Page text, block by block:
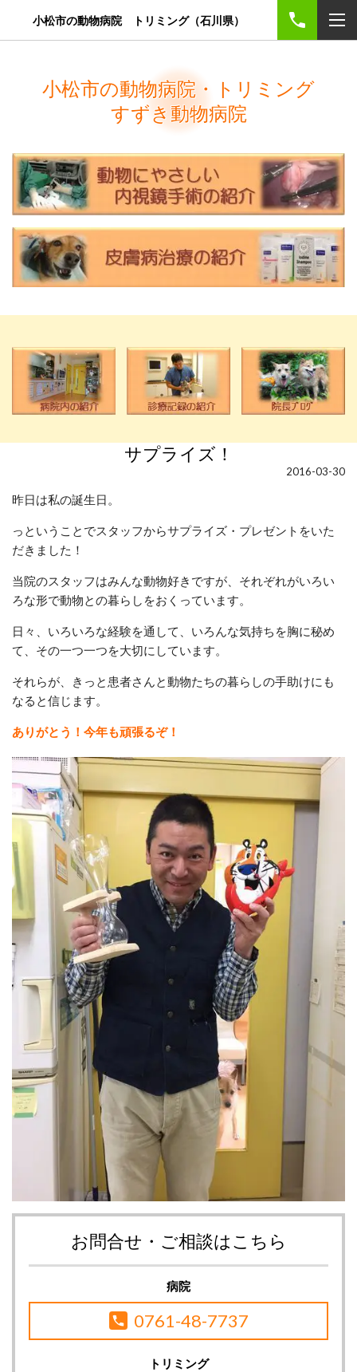
小松市の動物病院 トリミング（石川県）
小松市の動物病院・トリミング
すずき動物病院
サプライズ！
2016-03-30
昨日は私の誕生日。
っということでスタッフからサプライズ・プレゼントをいた
だきました！
当院のスタッフはみんな動物好きですが、それぞれがいろい
ろな形で動物との暮らしをおくっています。
日々、いろいろな経験を通して、いろんな気持ちを胸に秘め
て、その一つ一つを大切にしています。
それらが、きっと患者さんと動物たちの暮らしの手助けにも
なると信じます。
ありがとう！今年も頑張るぞ！
お問合せ・ご相談はこちら
病院
0761-48-7737
トリミング